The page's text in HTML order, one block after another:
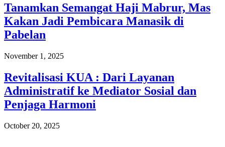
Tanamkan Semangat Haji Mabrur, Mas
Kakan Jadi Pembicara Manasik di
Pabelan
November 1, 2025
Revitalisasi KUA : Dari Layanan
Administratif ke Mediator Sosial dan
Penjaga Harmoni
October 20, 2025